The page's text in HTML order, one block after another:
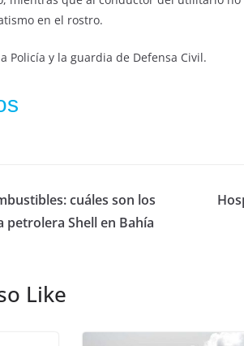
en el rostro.
Policía y la guardia de Defensa Civil.
cuáles son los
petrolera Shell en Bahía
Like